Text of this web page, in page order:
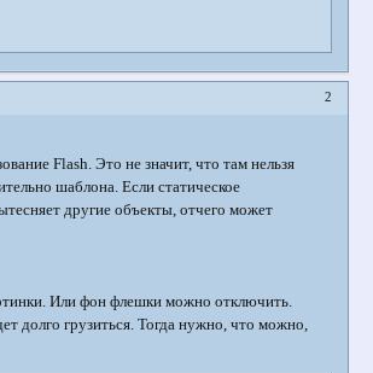
2
Flash. Это не значит, что там нельзя
шаблона. Если статическое
другие объекты, отчего может
Или фон флешки можно отключить.
долго грузиться. Тогда нужно, что можно,